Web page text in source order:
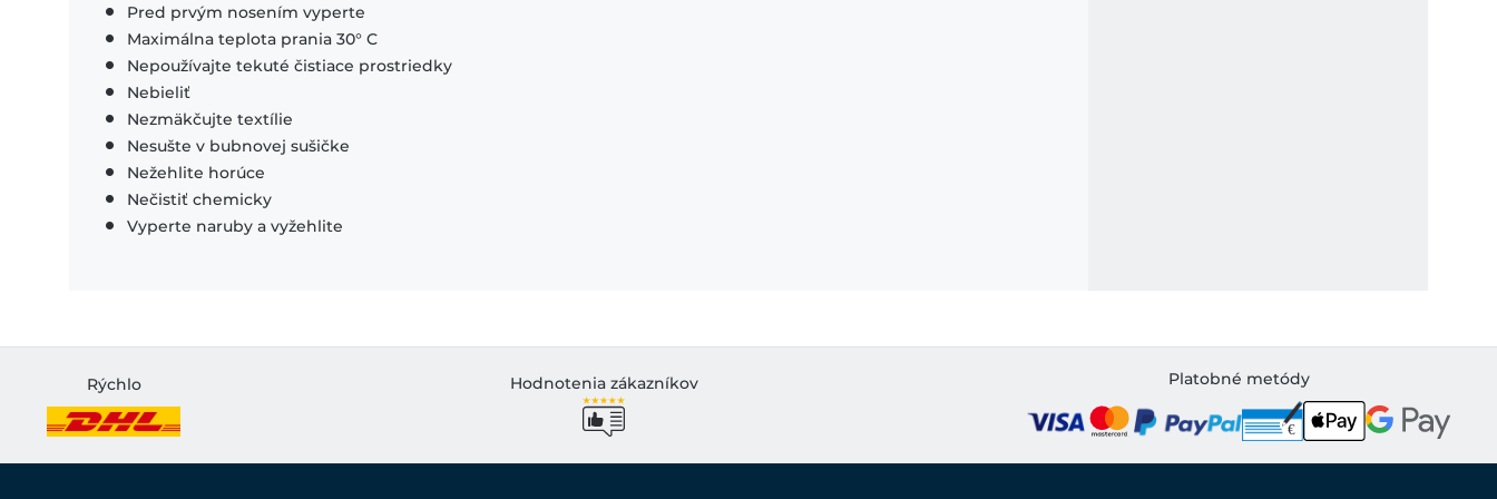
Pred prvým nosením vyperte
Maximálna teplota prania 30° C
Nepoužívajte tekuté čistiace prostriedky
Nebieliť
Nezmäkčujte textílie
Nesušte v bubnovej sušičke
Nežehlite horúce
Nečistiť chemicky
Vyperte naruby a vyžehlite
Rýchlo Hodnotenia zákazníkov Platobné metódy